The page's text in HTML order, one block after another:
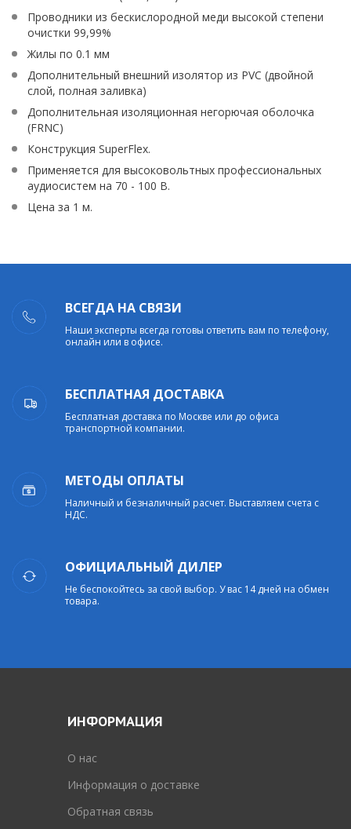
Проводники из бескислородной меди высокой степени
очистки 99,99%
Жилы по 0.1 мм
Дополнительный внешний изолятор из PVC (двойной
слой, полная заливка)
Дополнительная изоляционная негорючая оболочка
(FRNC)
Конструкция SuperFlex.
Применяется для высоковольтных профессиональных
аудиосистем на 70 - 100 В.
Цена за 1 м.
ВСЕГДА НА СВЯЗИ
Наши эксперты всегда готовы ответить вам по телефону,
онлайн или в офисе.
БЕСПЛАТНАЯ ДОСТАВКА
Бесплатная доставка по Москве или до офиса
транспортной компании.
МЕТОДЫ ОПЛАТЫ
Наличный и безналичный расчет. Выставляем счета с
НДС.
ОФИЦИАЛЬНЫЙ ДИЛЕР
Не беспокойтесь за свой выбор. У вас 14 дней на обмен
товара.
ИНФОРМАЦИЯ
O нас
Информация о доставке
Обратная связь